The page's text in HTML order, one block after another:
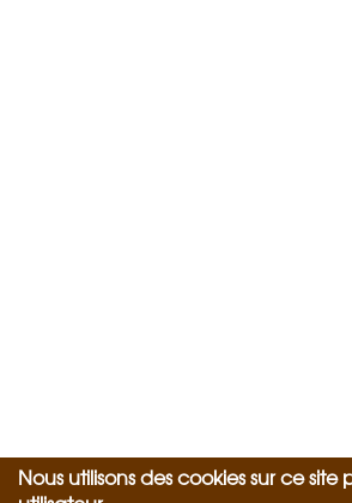
Nous utilisons des cookies sur ce